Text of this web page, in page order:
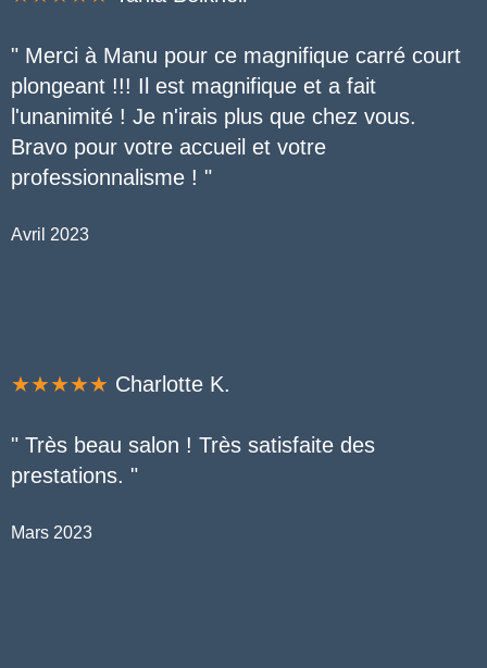
" Merci à Manu pour ce magnifique carré court
plongeant !!! Il est magnifique et a fait
l'unanimité ! Je n'irais plus que chez vous.
Bravo pour votre accueil et votre
professionnalisme ! "
Avril 2023
★★★★★ Charlotte K.
" Très beau salon ! Très satisfaite des
prestations. "
Mars 2023